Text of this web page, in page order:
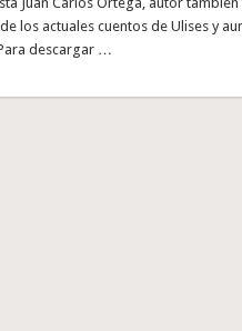
los actuales cuentos de Ulises y
descargar …